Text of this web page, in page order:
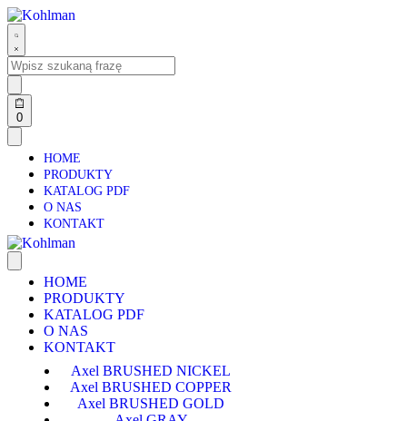
0
HOME
PRODUKTY
KATALOG PDF
O NAS
KONTAKT
HOME
PRODUKTY
KATALOG PDF
O NAS
KONTAKT
Axel BRUSHED NICKEL
Axel BRUSHED COPPER
Axel BRUSHED GOLD